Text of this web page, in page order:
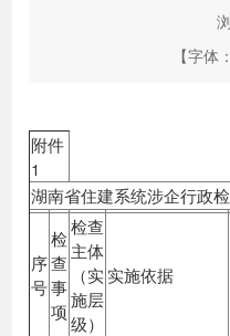
【字体：
附件
1
湖南省住建系统涉企行政
序
号
检
查
事
项
检查
主体
（实
施层
级）
实施依据